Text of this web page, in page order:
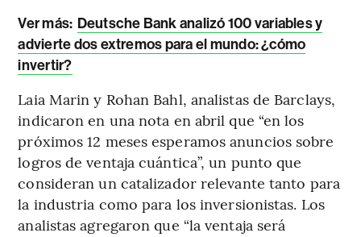
Ver más: Deutsche Bank analizó 100 variables y
advierte dos extremos para el mundo: ¿cómo
invertir?
Laia Marin y Rohan Bahl, analistas de Barclays,
indicaron en una nota en abril que “en los
próximos 12 meses esperamos anuncios sobre
logros de ventaja cuántica”, un punto que
consideran un catalizador relevante tanto para
la industria como para los inversionistas. Los
analistas agregaron que “la ventaja será